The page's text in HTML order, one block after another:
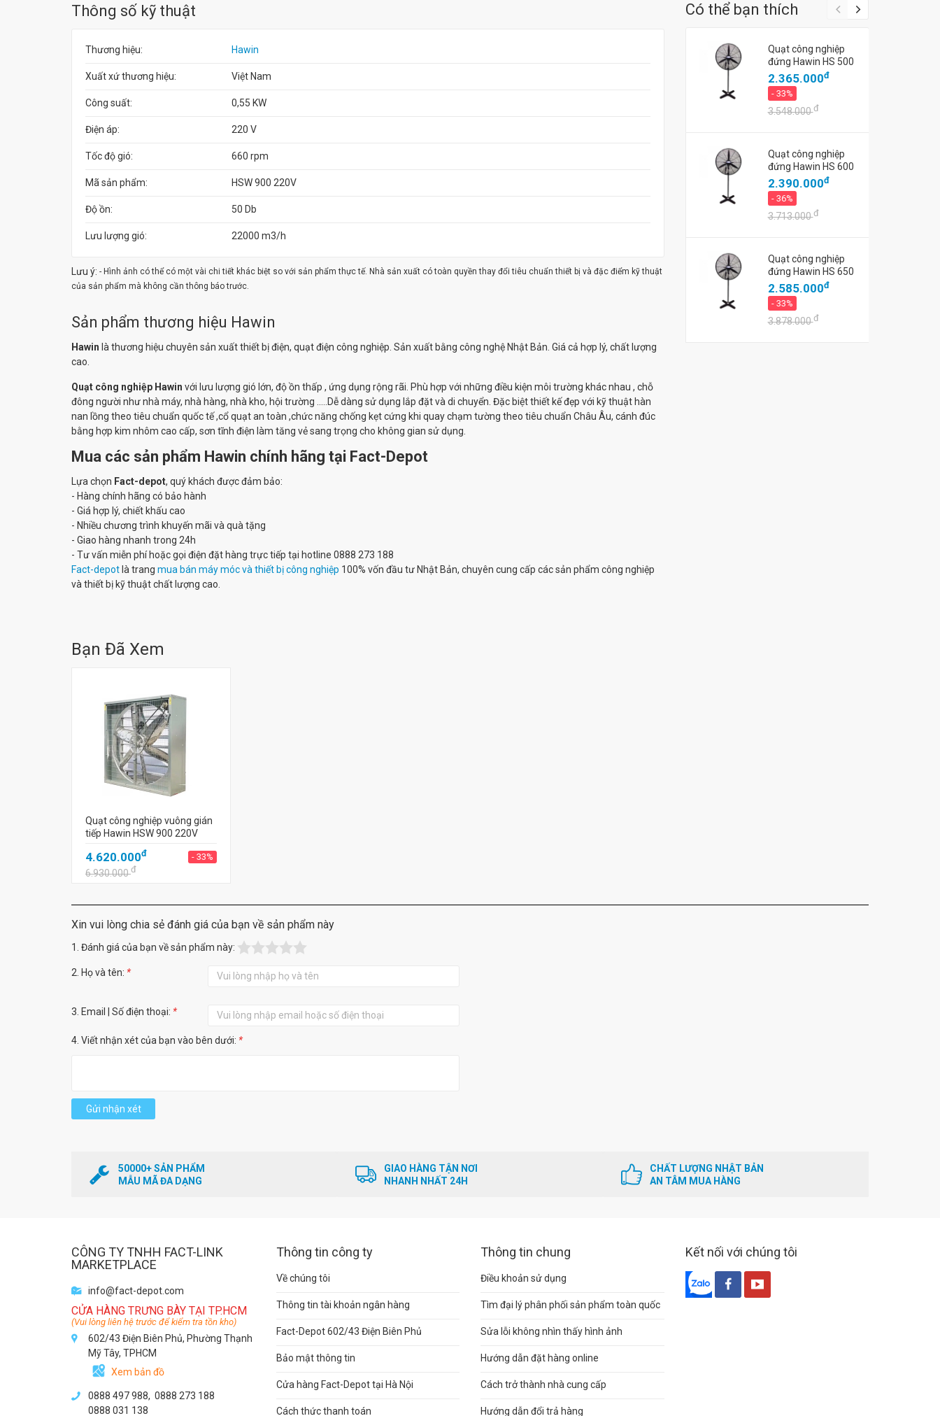
Thông số kỹ thuật
Thương hiệu: Hawin
Xuất xứ thương hiệu: Việt Nam
Công suất: 0,55 KW
Điện áp: 220 V
Tốc độ gió: 660 rpm
Mã sản phẩm: HSW 900 220V
Độ ồn: 50 Db
Lưu lượng gió: 22000 m3/h
Lưu ý: - Hình ảnh có thể có một vài chi tiết khác biệt so với sản phẩm thực tế. Nhà sản xuất có toàn quyền thay đổi tiêu chuẩn thiết bị và đặc điểm kỹ thuật
của sản phẩm mà không cần thông báo trước.
Sản phẩm thương hiệu Hawin
Hawin là thương hiệu chuyên sản xuất thiết bị điện, quạt điện công nghiệp. Sản xuất bằng công nghệ Nhật Bản. Giá cả hợp lý, chất lượng
cao.
Quạt công nghiệp Hawin với lưu lượng gió lớn, độ ồn thấp , ứng dụng rộng rãi. Phù hợp với những điều kiện môi trường khác nhau , chỗ
đông người như nhà máy, nhà hàng, nhà kho, hội trường .....Dễ dàng sử dụng lắp đặt và di chuyển. Đặc biệt thiết kế đẹp với kỹ thuật hàn
nan lồng theo tiêu chuẩn quốc tế ,cổ quạt an toàn ,chức năng chống kẹt cứng khi quay chạm tường theo tiêu chuẩn Châu Âu, cánh đúc
bằng hợp kim nhôm cao cấp, sơn tĩnh điện làm tăng vẻ sang trọng cho không gian sử dụng.
Mua các sản phẩm Hawin chính hãng tại Fact-Depot
Lựa chọn Fact-depot, quý khách được đảm bảo:
- Hàng chính hãng có bảo hành
- Giá hợp lý, chiết khấu cao
- Nhiều chương trình khuyến mãi và quà tặng
- Giao hàng nhanh trong 24h
- Tư vấn miễn phí hoặc gọi điện đặt hàng trực tiếp tại hotline 0888 273 188
Fact-depot là trang mua bán máy móc và thiết bị công nghiệp 100% vốn đầu tư Nhật Bản, chuyên cung cấp các sản phẩm công nghiệp
và thiết bị kỹ thuật chất lượng cao.
Có thể bạn thích
Quạt công nghiệp
đứng Hawin HS 500
2.365.000đ
- 33%
3.548.000đ
Quạt công nghiệp
đứng Hawin HS 600
2.390.000đ
- 36%
3.713.000đ
Quạt công nghiệp
đứng Hawin HS 650
2.585.000đ
- 33%
3.878.000đ
Bạn Đã Xem
Quạt công nghiệp vuông gián
tiếp Hawin HSW 900 220V
4.620.000đ - 33%
6.930.000đ
Xin vui lòng chia sẻ đánh giá của bạn về sản phẩm này
1. Đánh giá của bạn về sản phẩm này:
2. Họ và tên: *
3. Email | Số điện thoại: *
4. Viết nhận xét của bạn vào bên dưới: *
Gửi nhận xét
50000+ SẢN PHẨM
MẪU MÃ ĐA DẠNG
GIAO HÀNG TẬN NƠI
NHANH NHẤT 24H
CHẤT LƯỢNG NHẬT BẢN
AN TÂM MUA HÀNG
CÔNG TY TNHH FACT-LINK
MARKETPLACE
info@fact-depot.com
CỬA HÀNG TRƯNG BÀY TẠI TP.HCM
(Vui lòng liên hệ trước để kiểm tra tồn kho)
602/43 Điện Biên Phủ, Phường Thạnh
Mỹ Tây, TPHCM
Xem bản đồ
0888 497 988, 0888 273 188
0888 031 138
Thông tin công ty
Về chúng tôi
Thông tin tài khoản ngân hàng
Fact-Depot 602/43 Điện Biên Phủ
Bảo mật thông tin
Cửa hàng Fact-Depot tại Hà Nội
Cách thức thanh toán
Thông tin chung
Điều khoản sử dụng
Tìm đại lý phân phối sản phẩm toàn quốc
Sửa lỗi không nhìn thấy hình ảnh
Hướng dẫn đặt hàng online
Cách trở thành nhà cung cấp
Hướng dẫn đổi trả hàng
Kết nối với chúng tôi